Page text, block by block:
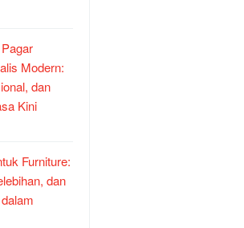
Modern:
dan
Kini
Furniture:
dan